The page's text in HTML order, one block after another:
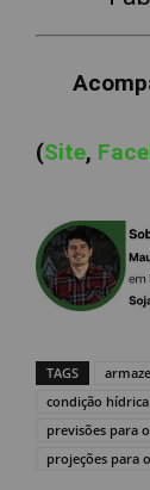
(Site,
TAGS
condição
previsões para
projeções para